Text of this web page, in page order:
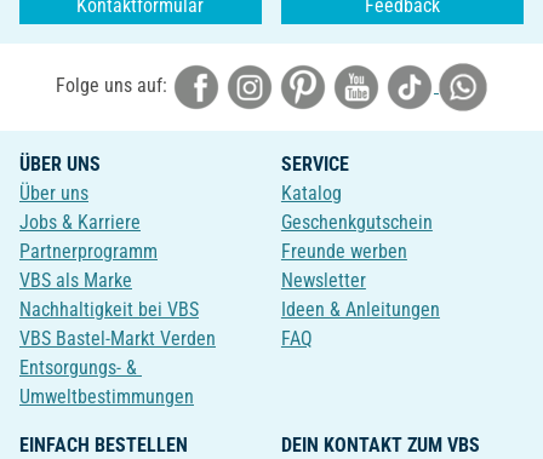
Kontaktformular Feedback
Folge uns auf:
ÜBER UNS
Über uns
Jobs & Karriere
Partnerprogramm
VBS als Marke
Nachhaltigkeit bei VBS
VBS Bastel-Markt Verden
Entsorgungs- &
Umweltbestimmungen
SERVICE
Katalog
Geschenkgutschein
Freunde werben
Newsletter
Ideen & Anleitungen
FAQ
EINFACH BESTELLEN
DEIN KONTAKT ZUM VBS